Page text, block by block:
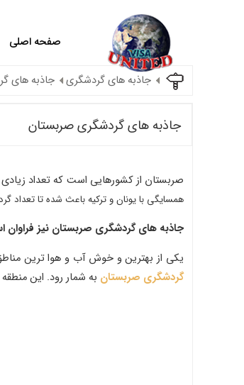
صفحه اصلی
جاذبه های گردشگری جاذبه های
جاذبه های گردشگری صربستان
صربستان از کشورهایی است که تعداد زیادی کوه که تعداد آنها به ۱۵ کوه میرسد و ارتفاع بالای ۲۰۰۰ متر دارند
همسایگی با یونان و ترکیه باعث شده تا تعداد
جاذبه های گردشگری صربستان نیز فراوان
یکی از بهترین و خوش آب و هوا ترین مناطق که از جاذبه های
گردشگری صربستان به شمار رود. این